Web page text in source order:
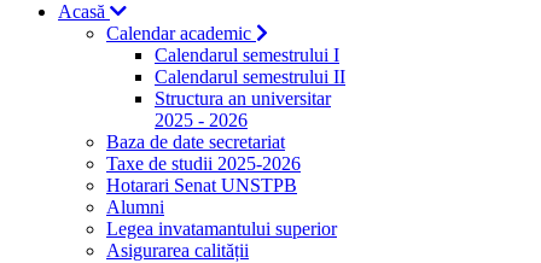
Acasă
Calendar academic
Calendarul semestrului I
Calendarul semestrului II
Structura an universitar
2025 - 2026
Baza de date secretariat
Taxe de studii 2025-2026
Hotarari Senat UNSTPB
Alumni
Legea invatamantului superior
Asigurarea calității